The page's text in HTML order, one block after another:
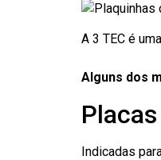
A 3 TEC é
Alguns dos
Indicadas